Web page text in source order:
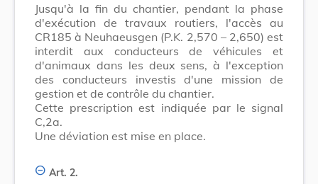
Jusqu'à la fin du chantier, pendant la phase
d'exécution de travaux routiers, l'accès au
CR185 à Neuhaeusgen (P.K. 2,570 – 2,650) est
interdit aux conducteurs de véhicules et
d'animaux dans les deux sens, à l'exception
des conducteurs investis d'une mission de
gestion et de contrôle du chantier.
Cette prescription est indiquée par le signal
C,2a.
Une déviation est mise en place.
Art. 2.